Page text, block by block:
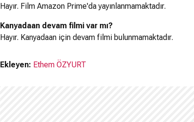
Hayır. Film Amazon Prime'da yayınlanmamaktadır.
Kanyadaan devam filmi var mı?
Hayır. Kanyadaan için devam filmi bulunmamaktadır.
Ekleyen: Ethem ÖZYURT